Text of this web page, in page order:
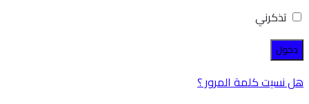
تذكرني
هل نسيت كلمة المرور ؟